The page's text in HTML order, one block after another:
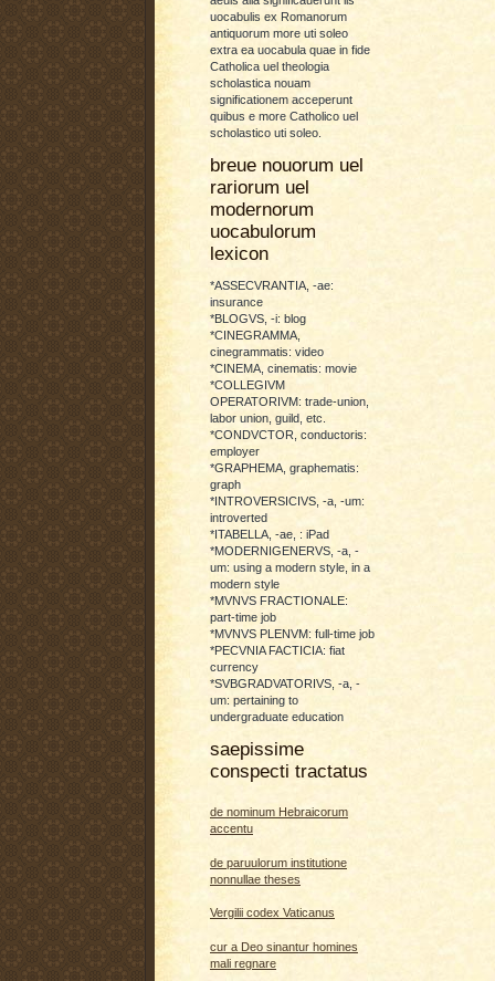
uocabulis ex Romanorum
antiquorum more uti soleo
extra ea uocabula quae in fide
Catholica uel theologia
scholastica nouam
significationem acceperunt
quibus e more Catholico uel
scholastico uti soleo.
breue nouorum uel
rariorum uel
modernorum
uocabulorum
lexicon
*ASSECVRANTIA, -ae:
insurance
*BLOGVS, -i: blog
*CINEGRAMMA,
cinegrammatis: video
*CINEMA, cinematis: movie
*COLLEGIVM
OPERATORIVM: trade-union,
labor union, guild, etc.
*CONDVCTOR, conductoris:
employer
*GRAPHEMA, graphematis:
graph
*INTROVERSICIVS, -a, -um:
introverted
*ITABELLA, -ae, : iPad
*MODERNIGENERVS, -a, -
um: using a modern style, in a
modern style
*MVNVS FRACTIONALE:
part-time job
*MVNVS PLENVM: full-time job
*PECVNIA FACTICIA: fiat
currency
*SVBGRADVATORIVS, -a, -
um: pertaining to
undergraduate education
saepissime
conspecti tractatus
de nominum Hebraicorum
accentu
de paruulorum institutione
nonnullae theses
Vergilii codex Vaticanus
cur a Deo sinantur homines
mali regnare